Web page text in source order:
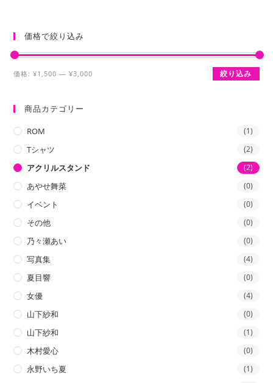
価格で絞り込み
最
格
最
格
絞り込み
価格:¥1,500 —¥3,000
商品カテゴリー
ROM (1)
Tシャツ (2)
アクリルスタンド (2)
あやせ舞菜 (0)
イベント (0)
その他 (0)
乃々瀬あい (0)
写真集 (4)
夏目響 (0)
女優 (4)
山下紗和 (0)
山下紗和 (1)
木村愛心 (0)
永野いち夏 (1)